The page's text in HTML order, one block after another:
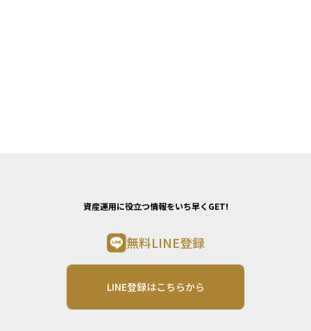
資産運用に役立つ情報をいち早くGET!
無料LINE登録
LINE登録はこちらから